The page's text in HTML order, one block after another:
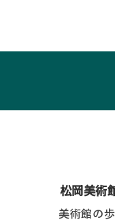
松岡美術
美術館の